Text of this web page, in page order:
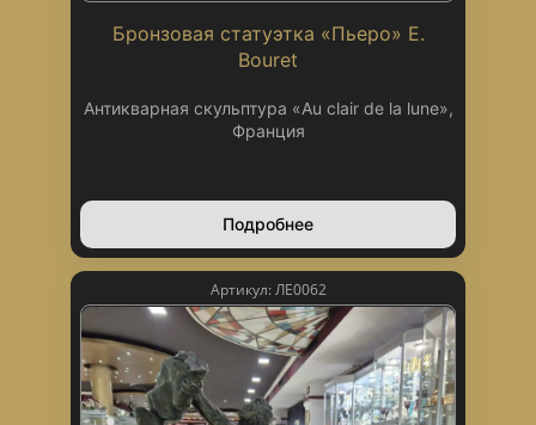
Бронзовая статуэтка «Пьеро» E.
Bouret
Антикварная скульптура «Au clair de la lune»,
Франция
Подробнее
Артикул: ЛЕ0062